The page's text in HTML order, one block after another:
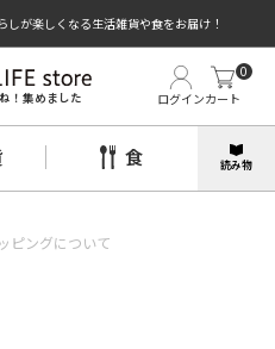
が楽しくなる生活雑貨や食をお届け！
！集めました ログインカート
0
食 読み物
ピングについて